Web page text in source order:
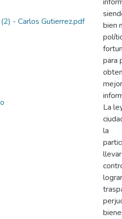
- Carlos Gutierrez.pdf
bien
para
mejor
La
la